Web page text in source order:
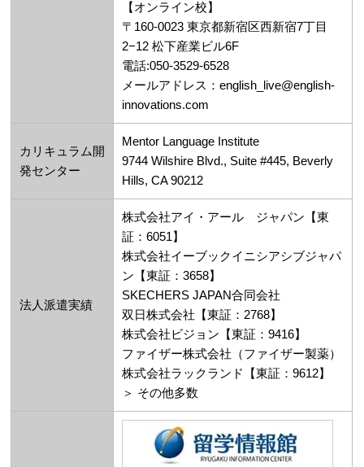
【オンライン校】
〒160-0023 東京都新宿区西新宿7丁目
2−12 松下産業ビル6F
電話:050-3529-6528
メールアドレス：english_live@english-
innovations.com
カリキュラム開
発センター
Mentor Language Institute
9744 Wilshire Blvd., Suite #445, Beverly
Hills, CA 90212
法人派遣実績
株式会社アイ・アール ジャパン【東
証：6051】
株式会社イーブックイニシアシブジャパ
ン【東証：3658】
SKECHERS JAPAN合同会社
双日株式会社【東証：2768】
株式会社ビジョン【東証：9416】
ファイザー株式会社（ファイザー製薬）
株式会社ラックランド【東証：9612】
＞ その他多数